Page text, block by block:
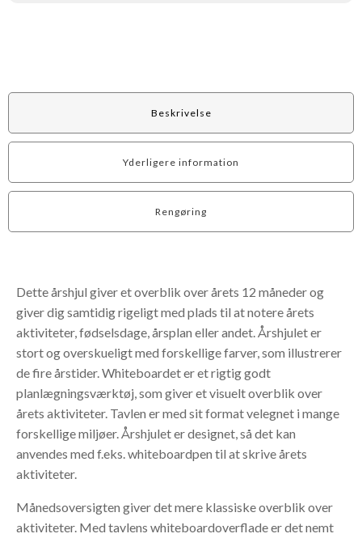
Beskrivelse
Yderligere information
Rengøring
Dette årshjul giver et overblik over årets 12 måneder og
giver dig samtidig rigeligt med plads til at notere årets
aktiviteter, fødselsdage, årsplan eller andet. Årshjulet er
stort og overskueligt med forskellige farver, som illustrerer
de fire årstider. Whiteboardet er et rigtig godt
planlægningsværktøj, som giver et visuelt overblik over
årets aktiviteter. Tavlen er med sit format velegnet i mange
forskellige miljøer. Årshjulet er designet, så det kan
anvendes med f.eks. whiteboardpen til at skrive årets
aktiviteter.
Månedsoversigten giver det mere klassiske overblik over
aktiviteter. Med tavlens whiteboardoverflade er det nemt